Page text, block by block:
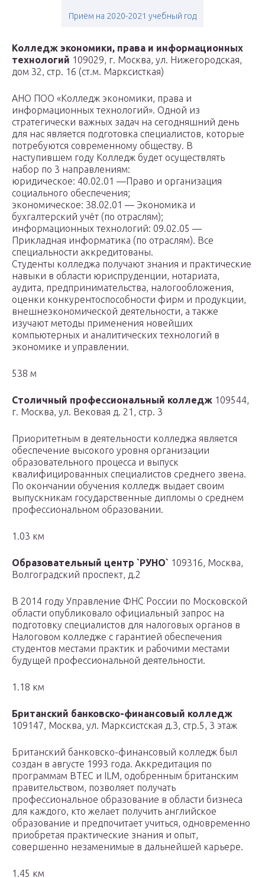
Приём на 2020-2021 учебный год
Колледж экономики, права и информационных
технологий 109029, г. Москва, ул. Нижегородская,
дом 32, стр. 16 (ст.м. Марксисткая)
АНО ПОО «Колледж экономики, права и
информационных технологий». Одной из
стратегически важных задач на сегодняшний день
для нас является подготовка специалистов, которые
потребуются современному обществу. В
наступившем году Колледж будет осуществлять
набор по 3 направлениям:
юридическое: 40.02.01 —Право и организация
социального обеспечения;
экономическое: 38.02.01 — Экономика и
бухгалтерский учёт (по отраслям);
информационных технологий: 09.02.05 —
Прикладная информатика (по отраслям). Все
специальности аккредитованы.
Студенты колледжа получают знания и практические
навыки в области юриспруденции, нотариата,
аудита, предпринимательства, налогообложения,
оценки конкурентоспособности фирм и продукции,
внешнеэкономической деятельности, а также
изучают методы применения новейших
компьютерных и аналитических технологий в
экономике и управлении.
538 м
Столичный профессиональный колледж 109544,
г. Москва, ул. Вековая д. 21, стр. 3
Приоритетным в деятельности колледжа является
обеспечение высокого уровня организации
образовательного процесса и выпуск
квалифицированных специалистов среднего звена.
По окончании обучения колледж выдает своим
выпускникам государственные дипломы о среднем
профессиональном образовании.
1.03 км
Образовательный центр `РУНО` 109316, Москва,
Волгоградский проспект, д.2
В 2014 году Управление ФНС России по Московской
области опубликовало официальный запрос на
подготовку специалистов для налоговых органов в
Налоговом колледже с гарантией обеспечения
студентов местами практик и рабочими местами
будущей профессиональной деятельности.
1.18 км
Британский банковско-финансовый колледж
109147, Москва, ул. Марксистская д.3, стр.5, 3 этаж
Британский банковско-финансовый колледж был
создан в августе 1993 года. Аккредитация по
программам BTEC и ILM, одобренным британским
правительством, позволяет получать
профессиональное образование в области бизнеса
для каждого, кто желает получить английское
образование и предпочитает учиться, одновременно
приобретая практические знания и опыт,
совершенно незаменимые в дальнейшей карьере.
1.45 км